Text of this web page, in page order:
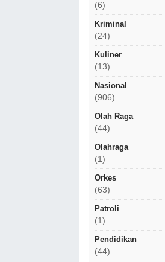
(6)
Kriminal
(24)
Kuliner
(13)
Nasional
(906)
Olah Raga
(44)
Olahraga
(1)
Orkes
(63)
Patroli
(1)
Pendidikan
(44)